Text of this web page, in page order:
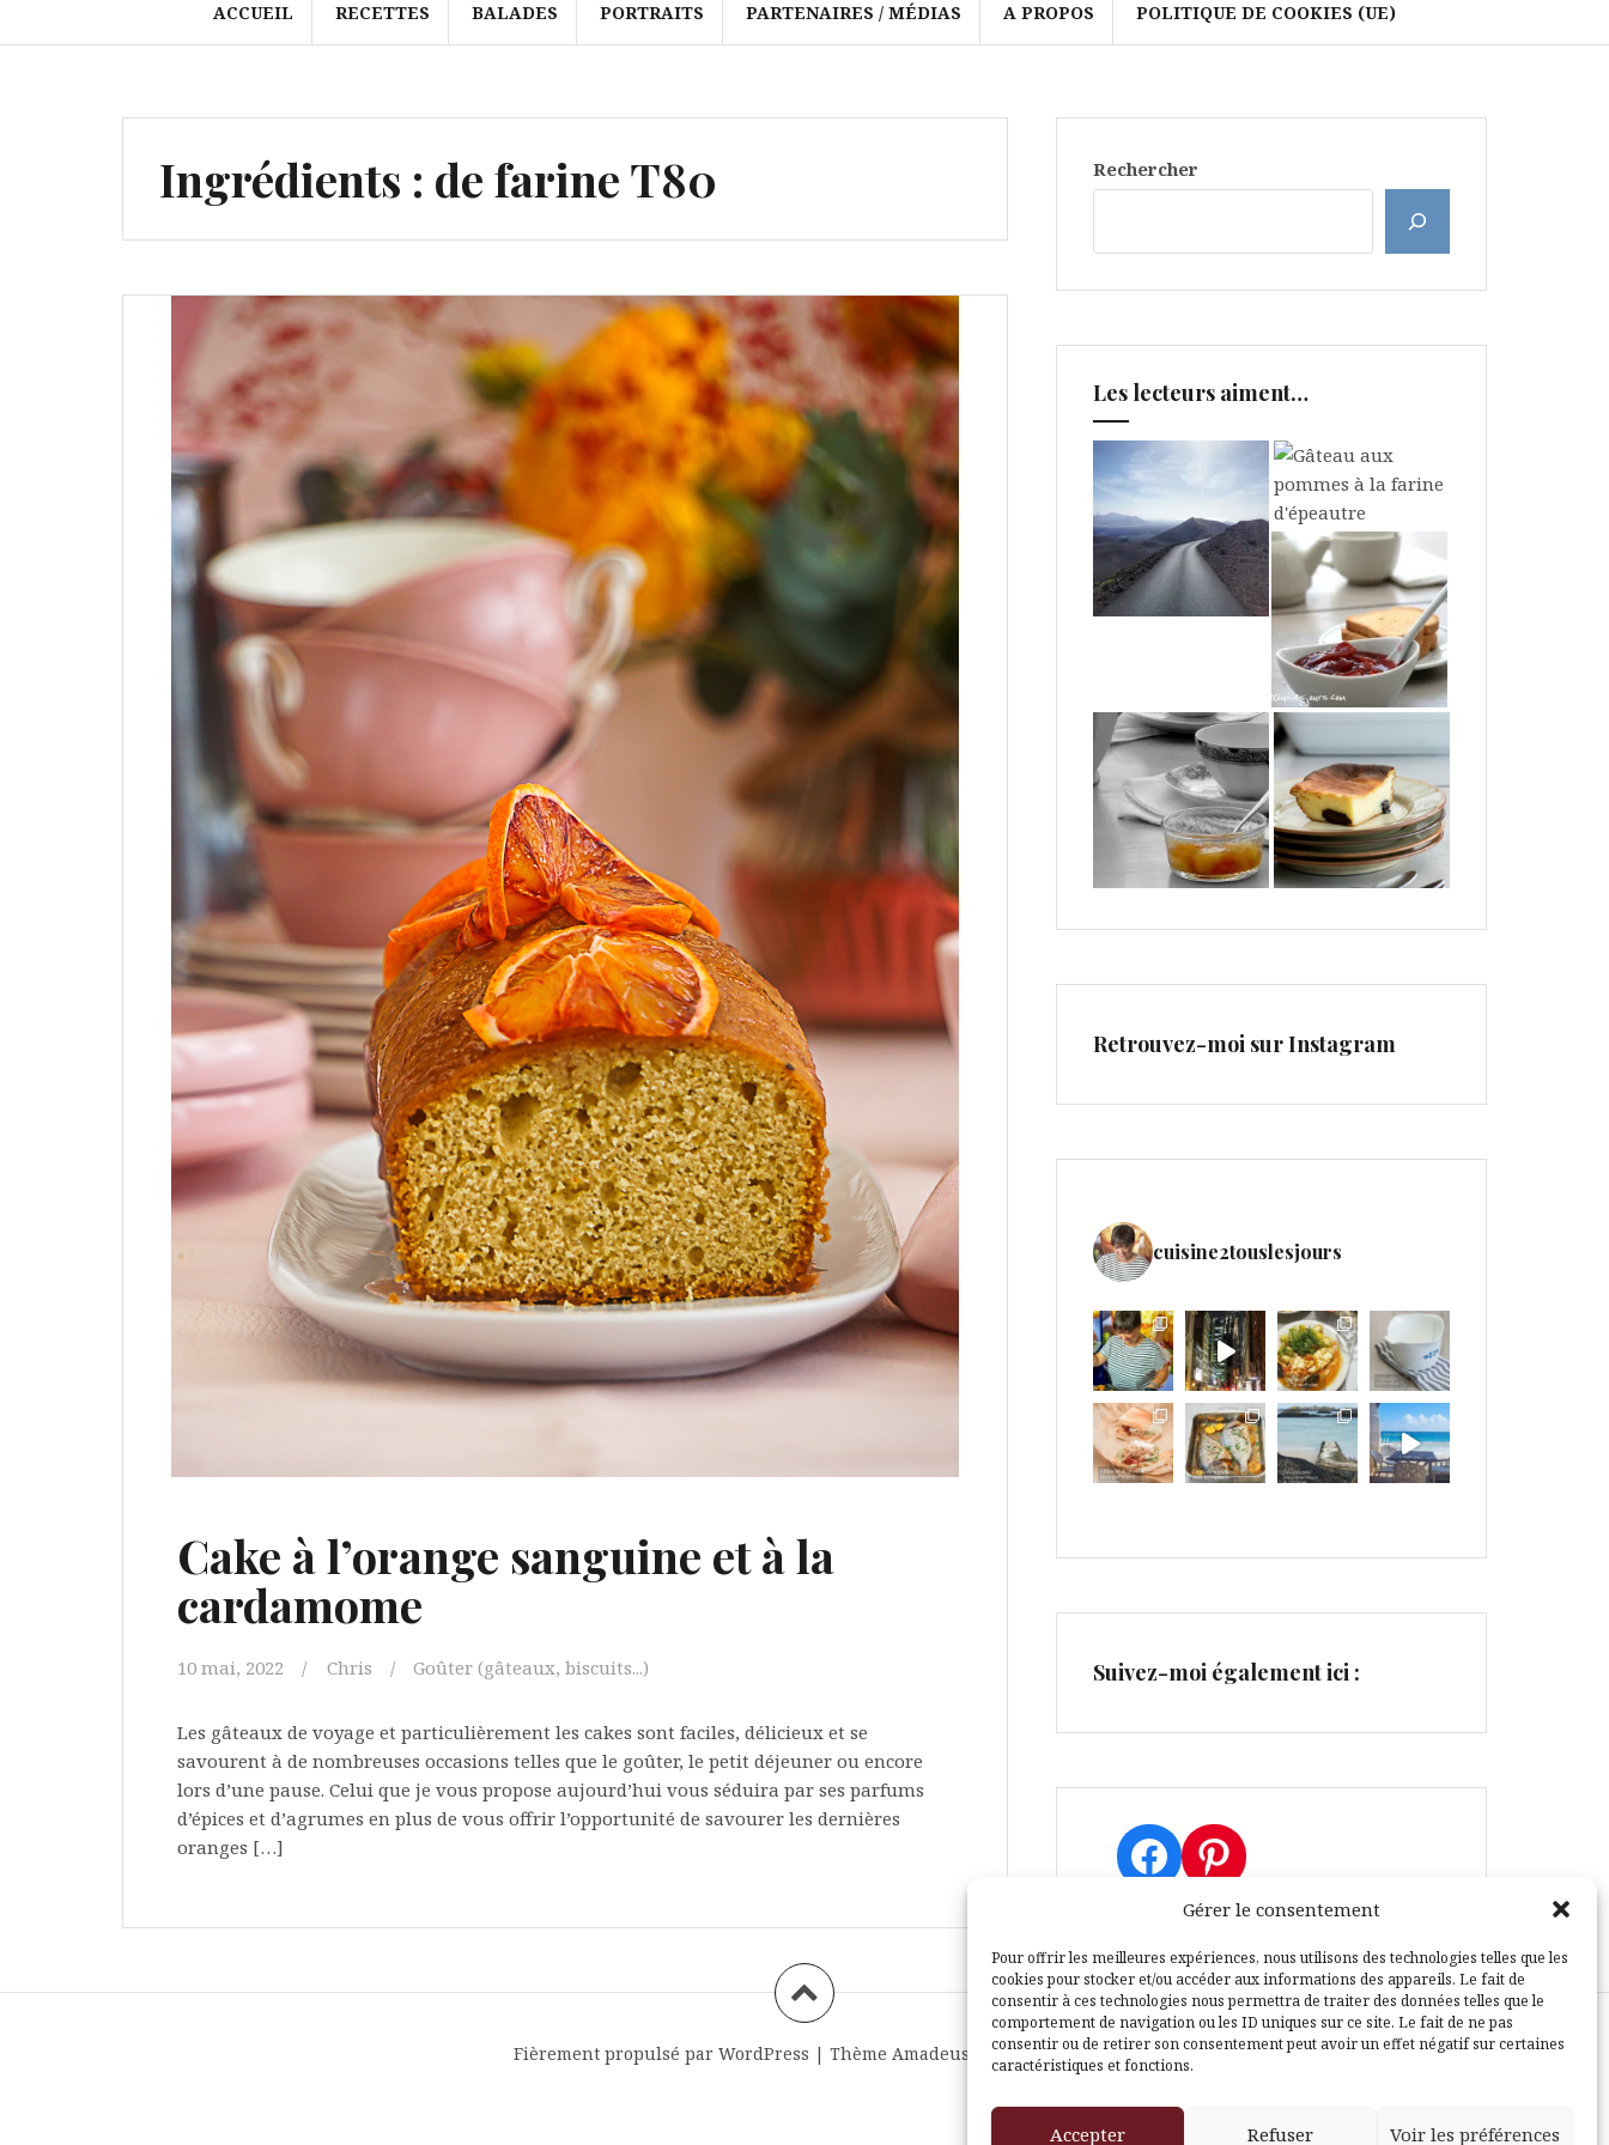
Gérer le consentement
Pour offrir les meilleures expériences, nous utilisons des technologies telles que les
cookies pour stocker et/ou accéder aux informations des appareils. Le fait de
consentir à ces technologies nous permettra de traiter des données telles que le
comportement de navigation ou les ID uniques sur ce site. Le fait de ne pas
consentir ou de retirer son consentement peut avoir un effet négatif sur certaines
caractéristiques et fonctions.
Accepter Refuser Voir les préférences
ACCUEIL RECETTES BALADES PORTRAITS PARTENAIRES / MÉDIAS A PROPOS POLITIQUE DE COOKIES (UE)
Ingrédients : de farine T80
Cake à l’orange sanguine et à la
cardamome
10 mai, 2022 Chris Goûter (gâteaux, biscuits...)
Les gâteaux de voyage et particulièrement les cakes sont faciles, délicieux et se
savourent à de nombreuses occasions telles que le goûter, le petit déjeuner ou encore
lors d’une pause. Celui que je vous propose aujourd’hui vous séduira par ses parfums
d’épices et d’agrumes en plus de vous offrir l’opportunité de savourer les dernières
oranges […]
Rechercher
Les lecteurs aiment…
Retrouvez-moi sur Instagram
cuisine2touslesjours
Suivez-moi également ici :
Facebook
Pinterest
Fièrement propulsé par WordPress | Thème Amadeus par Themeisle